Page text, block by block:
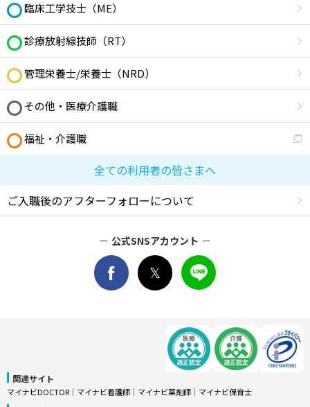
臨床工学技士（ME）
診療放射線技師（RT）
管理栄養士/栄養士（NRD）
その他・医療介護職
福祉・介護職
全ての利用者の皆さまへ
ご入職後のアフターフォローについて
公式SNSアカウント
関連サイト
マイナビDOCTOR │ マイナビ看護師 │ マイナビ薬剤師 │ マイナビ保育士